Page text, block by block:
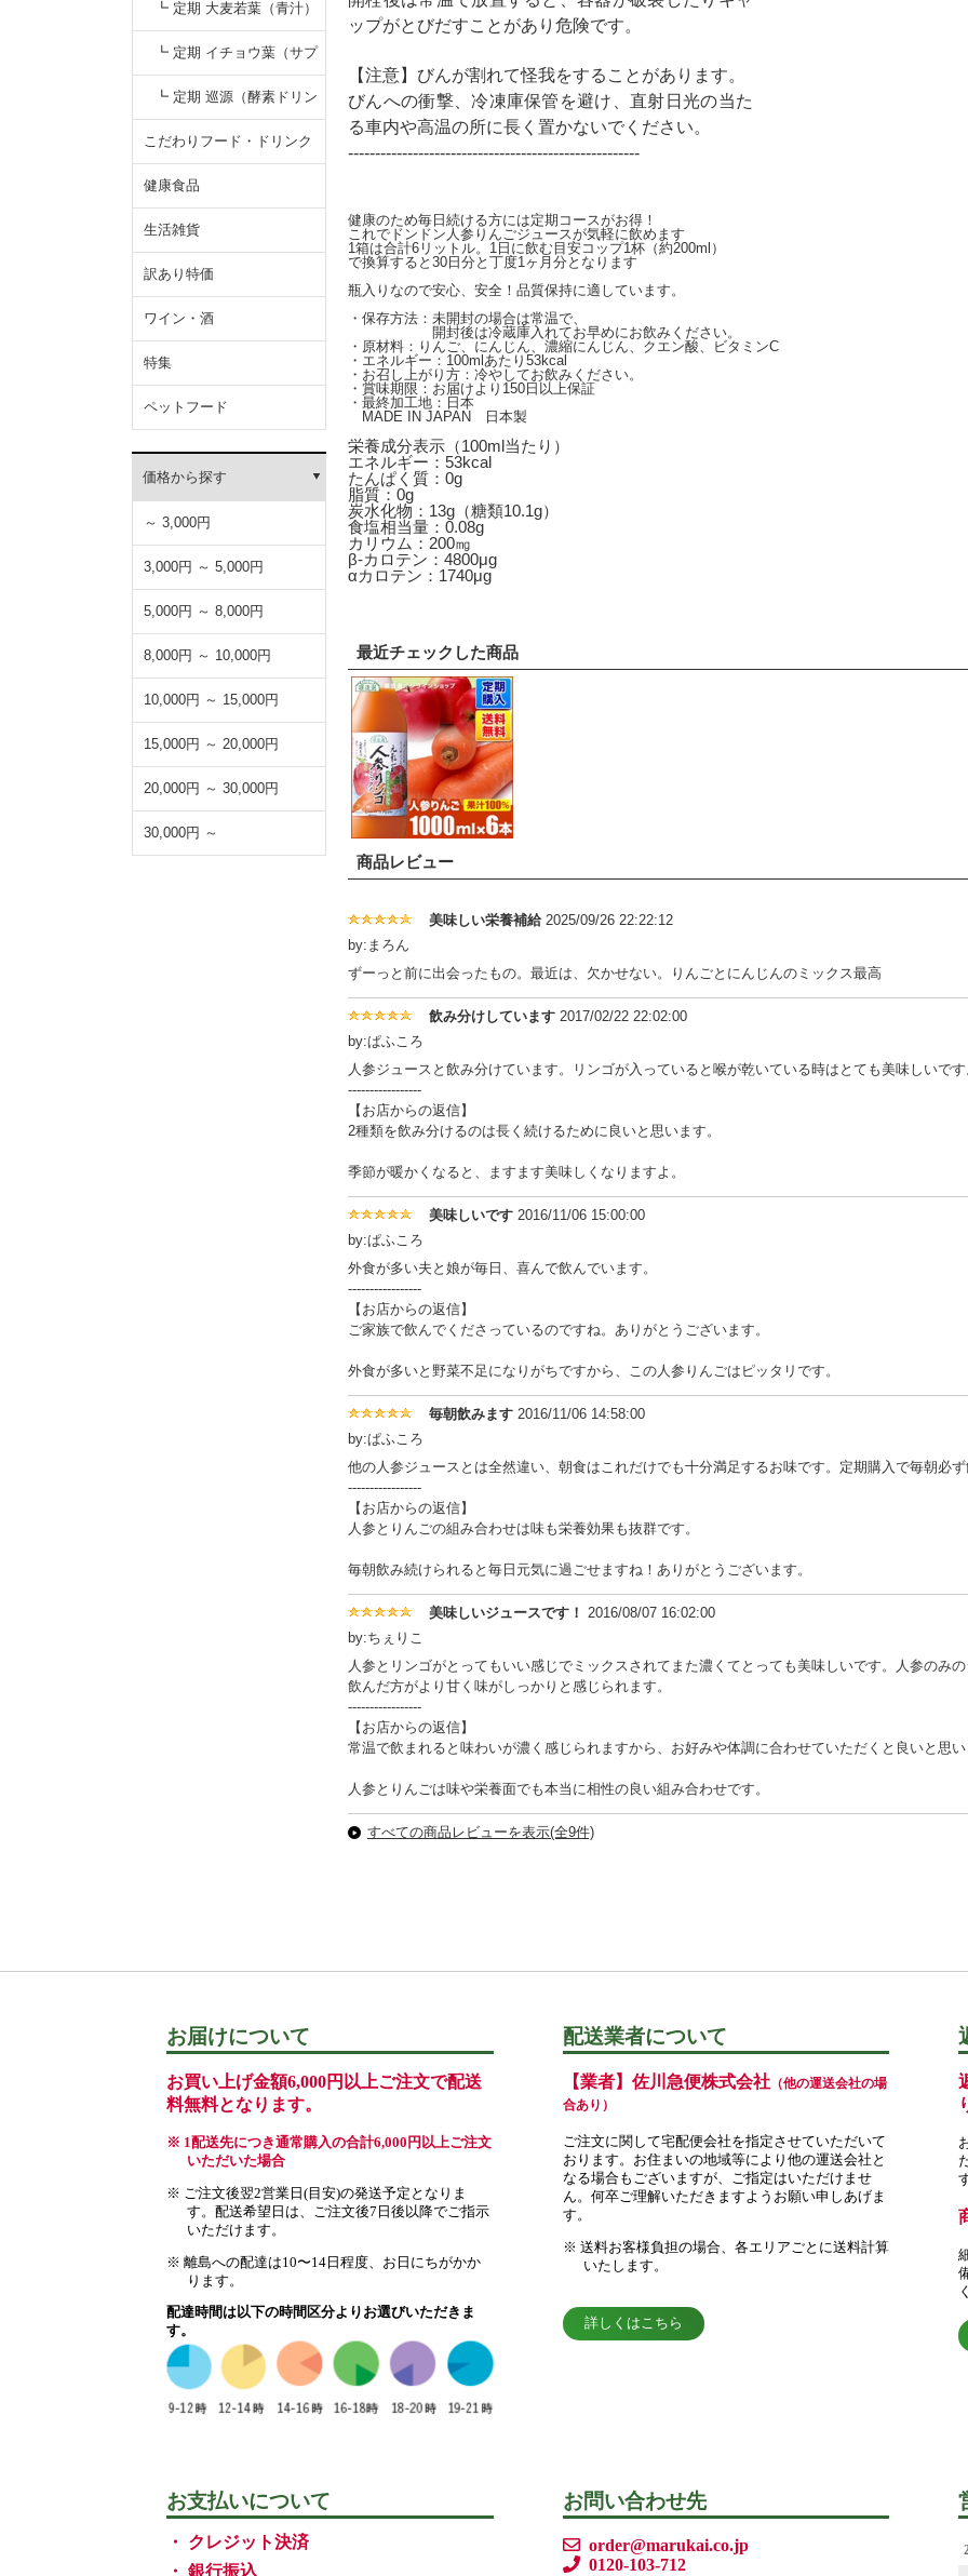
┗ 定期 大麦若葉（青汁）
┗ 定期 イチョウ葉（サプ
リ）
┗ 定期 巡源（酵素ドリン
ク）
こだわりフード・ドリンク
健康食品
生活雑貨
訳あり特価
ワイン・酒
特集
ペットフード
価格から探す
～ 3,000円
3,000円 ～ 5,000円
5,000円 ～ 8,000円
8,000円 ～ 10,000円
10,000円 ～ 15,000円
15,000円 ～ 20,000円
20,000円 ～ 30,000円
30,000円 ～
ップがとびだすことがあり危険です。
【注意】びんが割れて怪我をすることがあります。
びんへの衝撃、冷凍庫保管を避け、直射日光の当た
る車内や高温の所に長く置かないでください。
------------------------------------------------------
健康のため毎日続ける方には定期コースがお得！
これでドンドン人参りんごジュースが気軽に飲めます
1箱は合計6リットル。1日に飲む目安コップ1杯（約200ml）
で換算すると30日分と丁度1ヶ月分となります
瓶入りなので安心、安全！品質保持に適しています。
・保存方法：未開封の場合は常温で、
開封後は冷蔵庫入れてお早めにお飲みください。
・原材料：りんご、にんじん、濃縮にんじん、クエン酸、ビタミンC
・エネルギー：100mlあたり53kcal
・お召し上がり方：冷やしてお飲みください。
・賞味期限：お届けより150日以上保証
・最終加工地：日本
MADE IN JAPAN 日本製
栄養成分表示（100ml当たり）
エネルギー：53kcal
たんぱく質：0g
脂質：0g
炭水化物：13g（糖類10.1g）
食塩相当量：0.08g
カリウム：200㎎
β-カロテン：4800μg
αカロテン：1740μg
最近チェックした商品
商品レビュー
美味しい栄養補給2025/09/26 22:22:12
by:まろん
ずーっと前に出会ったもの。最近は、欠かせない。りんごとにんじんのミックス最高
飲み分けしています 2017/02/22 22:02:00
by:ぱふころ
人参ジュースと飲み分けています。リンゴが入っていると喉が乾いている時はとても美味しいです
-----------------
【お店からの返信】
2種類を飲み分けるのは長く続けるために良いと思います。
季節が暖かくなると、ますます美味しくなりますよ。
美味しいです 2016/11/06 15:00:00
by:ぱふころ
外食が多い夫と娘が毎日、喜んで飲んでいます。
-----------------
【お店からの返信】
ご家族で飲んでくださっているのですね。ありがとうございます。
外食が多いと野菜不足になりがちですから、この人参りんごはピッタリです。
毎朝飲みます 2016/11/06 14:58:00
by:ぱふころ
他の人参ジュースとは全然違い、朝食はこれだけでも十分満足するお味です。定期購入で毎朝必ず
-----------------
【お店からの返信】
人参とりんごの組み合わせは味も栄養効果も抜群です。
毎朝飲み続けられると毎日元気に過ごせますね！ありがとうございます。
美味しいジュースです！
2016/08/07 16:02:00
by:ちぇりこ
人参とリンゴがとってもいい感じでミックスされてまた濃くてとっても美味しいです。人参のみ
飲んだ方がより甘く味がしっかりと感じられます。
-----------------
【お店からの返信】
常温で飲まれると味わいが濃く感じられますから、お好みや体調に合わせていただくと良いと思い
人参とりんごは味や栄養面でも本当に相性の良い組み合わせです。
すべての商品レビューを表示(全9件)